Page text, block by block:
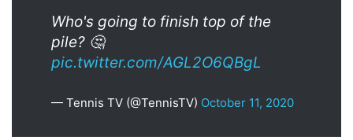
Who's going to finish top of the
pile? 🤔
pic.twitter.com/AGL2O6QBgL
— Tennis TV (@TennisTV) October 11, 2020